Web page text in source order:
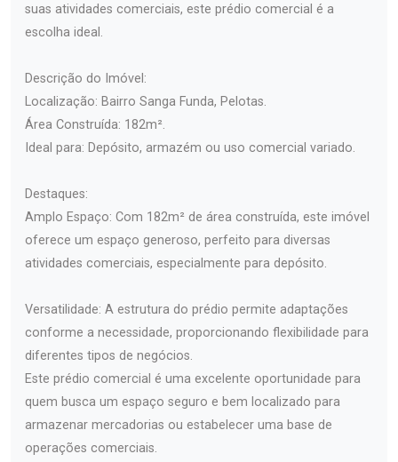
suas atividades comerciais, este prédio comercial é a
escolha ideal.
Descrição do Imóvel:
Localização: Bairro Sanga Funda, Pelotas.
Área Construída: 182m².
Ideal para: Depósito, armazém ou uso comercial variado.
Destaques:
Amplo Espaço: Com 182m² de área construída, este imóvel
oferece um espaço generoso, perfeito para diversas
atividades comerciais, especialmente para depósito.
Versatilidade: A estrutura do prédio permite adaptações
conforme a necessidade, proporcionando flexibilidade para
diferentes tipos de negócios.
Este prédio comercial é uma excelente oportunidade para
quem busca um espaço seguro e bem localizado para
armazenar mercadorias ou estabelecer uma base de
operações comerciais.